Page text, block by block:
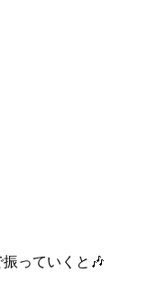
っていくと🎶